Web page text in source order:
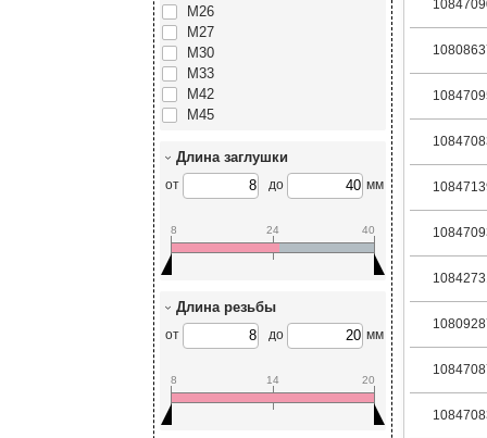
М26
М27
М30
М33
М42
М45
Длина заглушки
от до мм
8 24 40
Длина резьбы
от до мм
8 14 20